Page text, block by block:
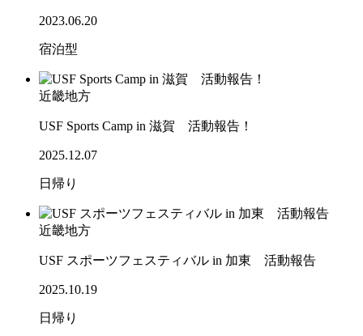
2023.06.20
宿泊型
近畿地方
USF Sports Camp in 滋賀 活動報告！
2025.12.07
日帰り
近畿地方
USF スポーツフェスティバル in 加東 活動報告
2025.10.19
日帰り